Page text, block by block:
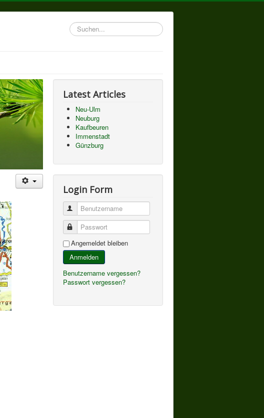
Suchen...
Latest Articles
Neu-Ulm
Neuburg
Kaufbeuren
Immenstadt
Günzburg
Login Form
Benutzername
Passwort
Angemeldet bleiben
Anmelden
Benutzername vergessen?
Passwort vergessen?